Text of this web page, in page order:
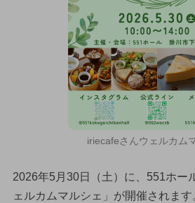
iriecafeさんウェルカム
2026年5月30日（土）に、551ホー
ェルカムマルシェ」が開催されます